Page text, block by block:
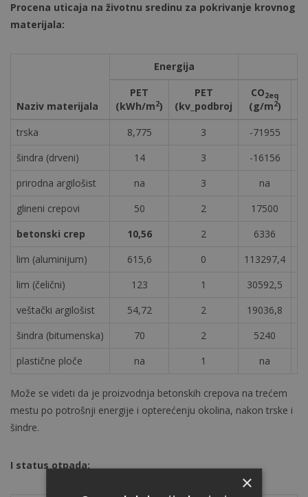
Procena uticaja na životnu sredinu za pokrivanje krovnog
materijala:
Naziv materijala
Energija
PET
(kWh/m2)
PET
(kv_podbroj
CO2eq
(g/m2)
trska
8,775 3
-71955
šindra (drveni)
14 3
-16156
prirodna argilošist
na 3
na
glineni crepovi
50 2
17500
betonski crep
10,56 2
6336
lim (aluminijum)
615,6 0
113297,4
lim (čelični)
123 1
30592,5
veštački argilošist
54,72 2
19036,8
šindra (bitumenska)
70 2
5240
plastične ploče
na 1 na
Može se videti da je proizvodnja betonskih crepova na trećem
mestu po potrošnji energije i opterećenju okolina, nakon trske i
šindre.
I status otpada:
×